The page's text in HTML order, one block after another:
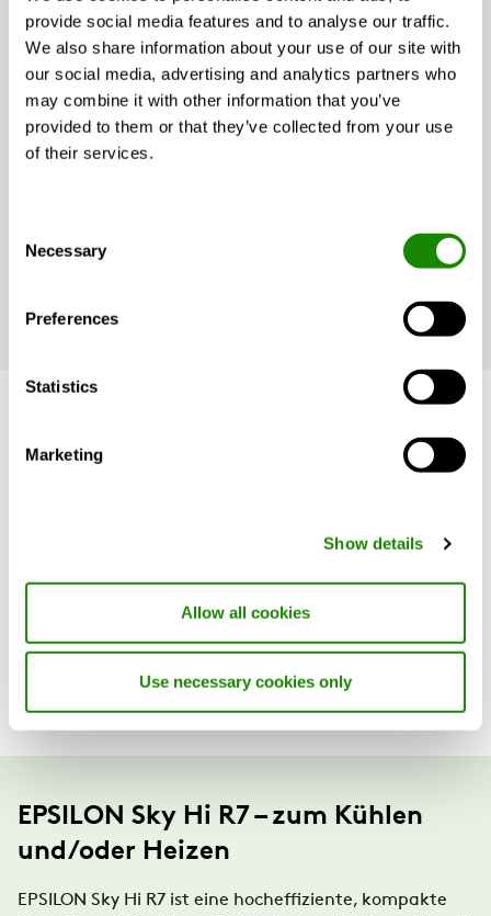
provide social media features and to analyse our traffic.
We also share information about your use of our site with
our social media, advertising and analytics partners who
may combine it with other information that you’ve
provided to them or that they’ve collected from your use
of their services.
Selection
Necessary
Preferences
Statistics
Marketing
Show details
Allow all cookies
Use necessary cookies only
sondern auch in der Rückgewinnung der Energie im
Luftvolumenstrom. Die integrierte Regelung bietet
viele Funktionen, die man sich bei einer hochwertigen
Lüftungsanlage wünscht. Sie können zwischen
konstanter Zu- oder Abluftregelung mit einstellbarem
Minimal- und Maximalwert wählen, die Neutralzone
EPSILON Sky Hi R7 – zum Kühlen
und/oder Heizen
EPSILON Sky Hi R7 ist eine hocheffiziente, kompakte